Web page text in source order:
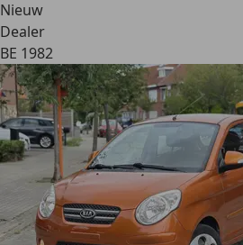
Nieuw
Dealer
BE 1982